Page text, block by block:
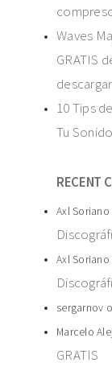
Waves
GRATIS
descargar
10 Tips
Tu
RECENT
Axl Soriano
Axl Soriano
sergarnov
Marcelo
GRATIS